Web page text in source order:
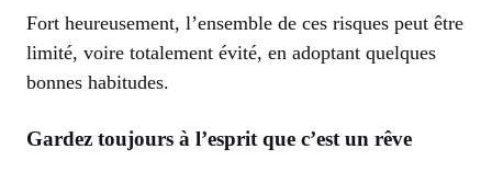
Fort heureusement, l’ensemble de ces risques peut être
limité, voire totalement évité, en adoptant quelques
bonnes habitudes.
Gardez toujours à l’esprit que c’est un rêve